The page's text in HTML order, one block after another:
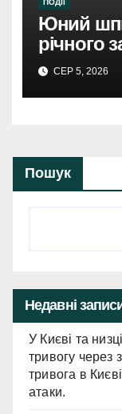
ПОДІЇ
Юний
річного
Росії.
СЕР 5, 2026
Пошук
Недавні
У Києві та
тривогу через
тривога в
атаки.